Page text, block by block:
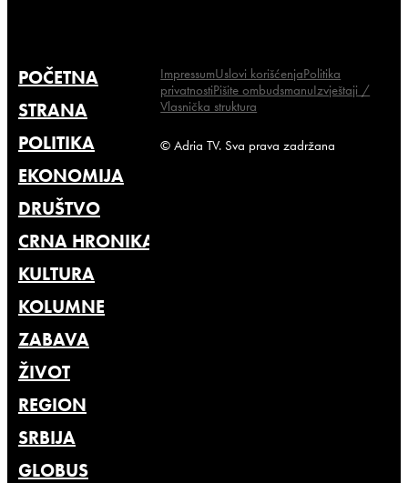
POČETNA
STRANA
POLITIKA
EKONOMIJA
DRUŠTVO
CRNA HRONIKA
KULTURA
KOLUMNE
ZABAVA
ŽIVOT
REGION
SRBIJA
GLOBUS
ImpressumUslovi korišćenjaPolitika
privatnostiPišite ombudsmanuIzvještaji /
Vlasnička struktura
© Adria TV. Sva prava zadržana